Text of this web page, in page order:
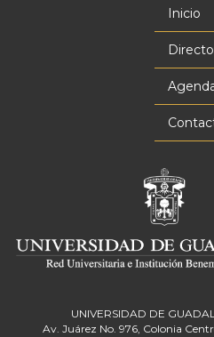
Inicio
UNIVERSIDAD DE
Av. Juárez No. 976, Colonia